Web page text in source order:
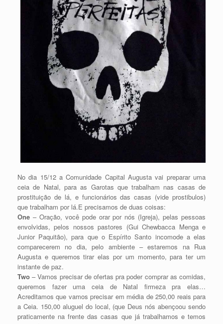
No dia 15/12 a Comunidade Capital Augusta vai preparar uma
ceia de Natal, para as Garotas que trabalham nas casas de
prostituição de lá, e funcionários das casas (vide prostibulos)
que trabalham por lá.E precisamos de duas coisas:
One – Oração, você pode orar por nós (Igreja), pelas pessoas
envolvidas, pelos nossos pastores (Gui Chewbacca Menga e
Junior Paquitão), para que o Espírito Santo incomode a elas
comparecerem no dia, pelo ambiente – estaremos na Rua
Augusta e queremos tirar elas por um momento, para ter um
instante de paz.
Two – Vamos precisar de ofertas pra poder comprar as comidas,
queremos fazer uma ceia de Natal firmeza pra elas…
Acreditamos que vamos precisar em média de 250,00 reais para
a Ceia. 150,00 aluguel do local, (que Deus nós abençoou sendo
praticamente na frente das casas que já trabalhamos e temos